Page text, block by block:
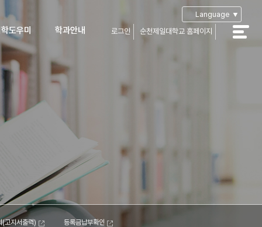
도우미
공지사항
성적산출
자료실
유의사항
오시는길
퍼스맵
학과안내
학과안내
Language ▼
로그인
순천제일대학교 홈페이지
(고지서출력) 등록금납부확인